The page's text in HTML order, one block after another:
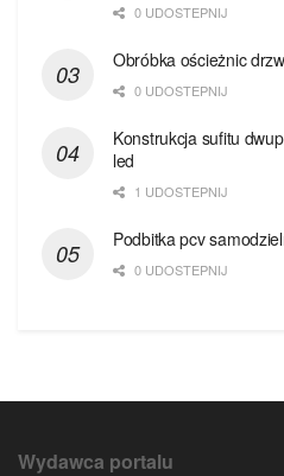
0 UDOSTEPNIJ
Obróbka ościeżnic
0 UDOSTEPNIJ
Konstrukcja sufitu
led
1 UDOSTEPNIJ
Podbitka pcv
0 UDOSTEPNIJ
Wydawca portalu